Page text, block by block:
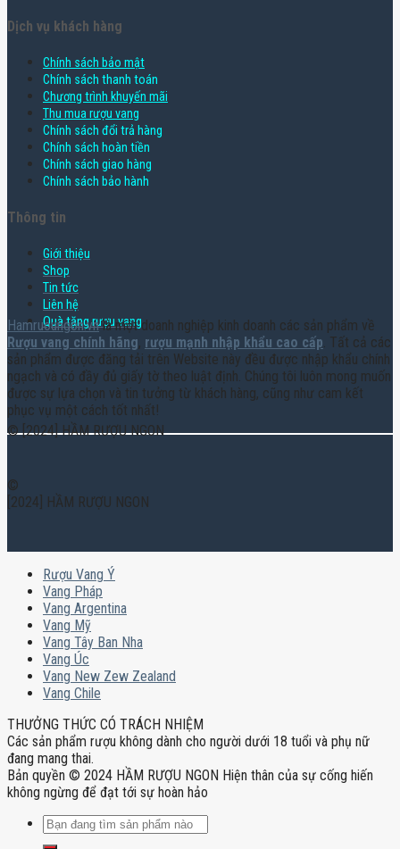
Dịch vụ khách hàng
Chính sách bảo mật
Chính sách thanh toán
Chương trình khuyến mãi
Thu mua rượu vang
Chính sách đổi trả hàng
Chính sách hoàn tiền
Chính sách giao hàng
Chính sách bảo hành
Thông tin
Giới thiệu
Shop
Tin tức
Liên hệ
Quà tặng rượu vang
Hamruoungon.vnlà một doanh nghiệp kinh doanh các sản phẩm về
Rượu vang chính hãng, rượu mạnh nhập khẩu cao cấp. Tất cả các
sản phẩm được đăng tải trên Website này đều được nhập khẩu chính
ngạch và có đầy đủ giấy tờ theo luật định. Chúng tôi luôn mong muốn
được sự lựa chọn và tin tưởng từ khách hàng, cũng như cam kết
phục vụ một cách tốt nhất!
© [2024] HẦM RƯỢU NGON
©
[2024] HẦM RƯỢU NGON
Rượu Vang Ý
Vang Pháp
Vang Argentina
Vang Mỹ
Vang Tây Ban Nha
Vang Úc
Vang New Zew Zealand
Vang Chile
THƯỞNG THỨC CÓ TRÁCH NHIỆM
Các sản phẩm rượu không dành cho người dưới 18 tuổi và phụ nữ
đang mang thai.
Bản quyền © 2024 HẦM RƯỢU NGON Hiện thân của sự cống hiến
không ngừng để đạt tới sự hoàn hảo
Tìm
kiếm: